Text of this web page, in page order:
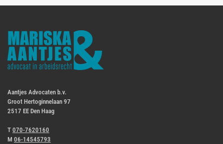
Aantjes Advocaten b.v.
Groot Hertoginnelaan 97
2517 EE Den Haag
T 070-7620160
M 06-14545793